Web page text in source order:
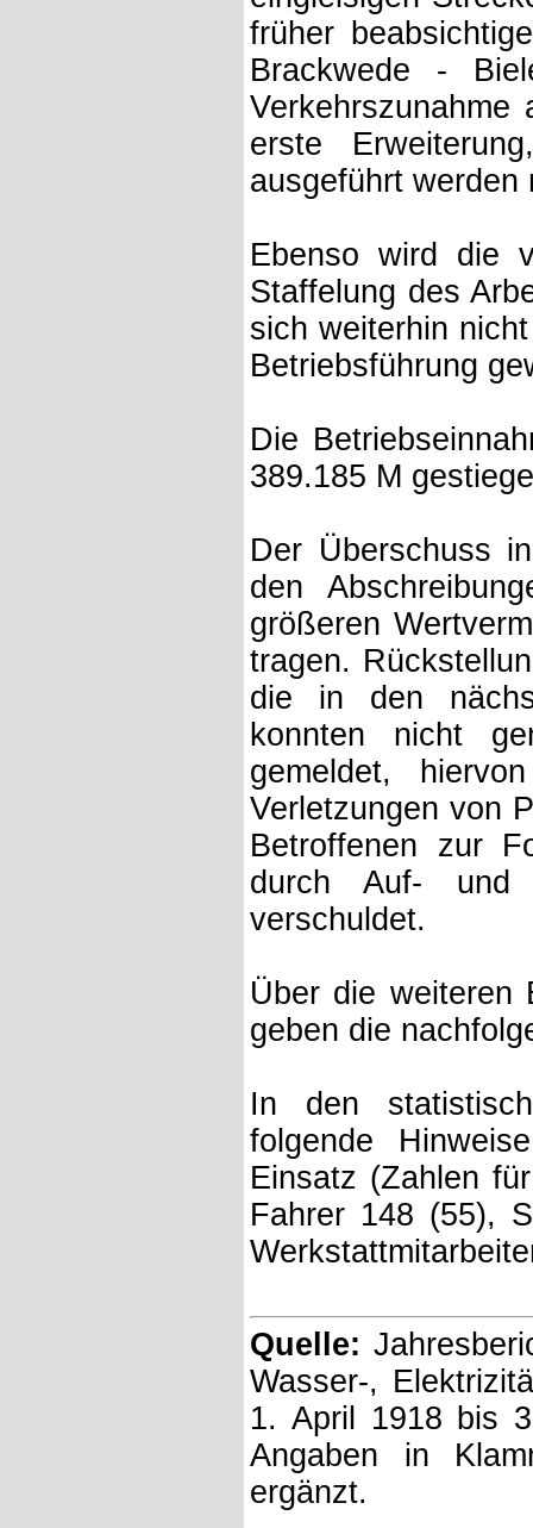
früher
Brackwede -
erste
ausgeführt werden
Ebenso wird die
Staffelung des
sich weiterhin
Betriebsführung
Die
389.185 M
Der Überschuss
den
größeren
tragen.
die in den
konnten nicht
gemeldet,
Verletzungen von
Betroffenen zur
durch Auf- und
verschuldet.
Über die weiteren
geben die
In den
folgende
Einsatz (Zahlen
Fahrer 148 (55),
Quelle:
Wasser-,
1. April 1918 bis
Angaben in
ergänzt.